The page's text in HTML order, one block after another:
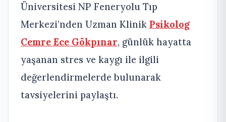
Üniversitesi NP Feneryolu Tıp
Merkezi’nden Uzman Klinik Psikolog
Cemre Ece Gökpınar, günlük hayatta
yaşanan stres ve kaygı ile ilgili
değerlendirmelerde bulunarak
tavsiyelerini paylaştı.